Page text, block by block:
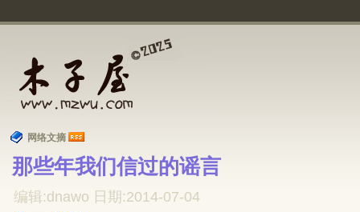
网络文摘
那些年我们信过的谣言
编辑:dnawo 日期:2014-07-04